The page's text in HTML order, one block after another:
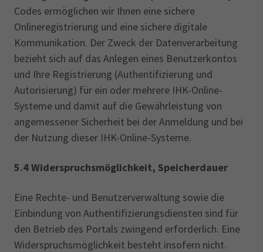
Codes ermöglichen wir Ihnen eine sichere
Onlineregistrierung und eine sichere digitale
Kommunikation. Der Zweck der Datenverarbeitung
bezieht sich auf das Anlegen eines Benutzerkontos
und Ihre Registrierung (Authentifizierung und
Autorisierung) für ein oder mehrere IHK-Online-
Systeme und damit auf die Gewährleistung von
angemessener Sicherheit bei der Anmeldung und bei
der Nutzung dieser IHK-Online-Systeme.
5.4 Widerspruchsmöglichkeit, Speicherdauer
Eine Rechte- und Benutzerverwaltung sowie die
Einbindung von Authentifizierungsdiensten sind für
den Betrieb des Portals zwingend erforderlich. Eine
Widerspruchsmöglichkeit besteht insofern nicht.